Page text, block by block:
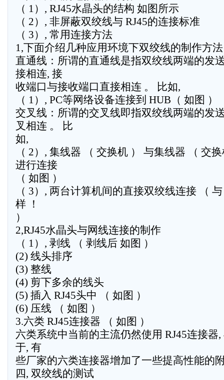
（ 1）, RJ45水晶头的结构 如图所示
（ 2）, 非屏蔽双绞线与 RJ45的连接标准
（ 3）, 常用连接方法
1,下面介绍几种应用环境下双绞线的制作方
直通线：所谓的直通线是指双绞线两端的发
接相连, 接
收端口与接收端口直接相连 。 比如,
（ 1）, PC等网络设备连接到 HUB（ 如图 ）
交叉线：所谓的交叉线即指双绞线两端的发
叉相连 。 比
如,
（ 2）, 集线器 （ 交换机 ） 与集线器 （ 交
进行连接
（ 如图 ）
（ 3）, 两台计算机间的直接双绞线连接 （
样 ！
）
2,RJ45水晶头与网线连接的制作
（ 1）, 剥线 （ 剥线后 如图 ）
(2) 线头排序
(3) 整线
(4) 剪下多余的线头
(5) 插入 RJ45头中 （ 如图 ）
(6) 压线 （ 如图 ）
3.六类 RJ45连接器 （ 如图 ）
六类系统中当前的主流仍然使用 RJ45连接器
于, 有
些厂家的六类连接器增加了一些提高性能的
四, 双绞线的测试